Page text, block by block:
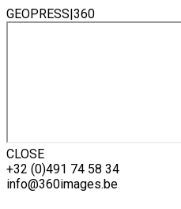
GEOPRESS|360
CLOSE
Skip
to
+32 (0)491 74 58 34
info@360images.be